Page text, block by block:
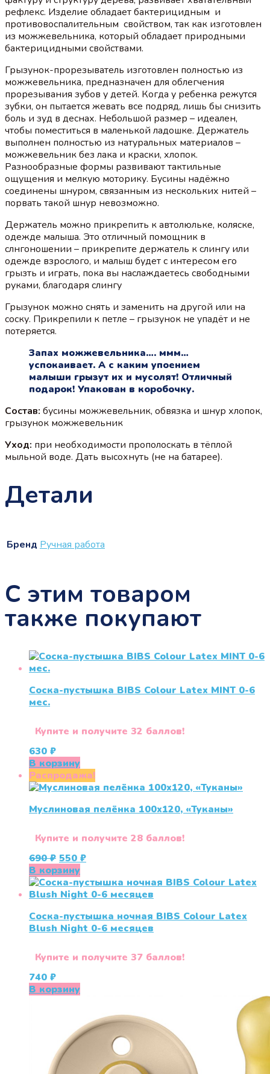
рефлекс. Изделие обладает бактерицидным и
противовоспалительным свойством, так как изготовлен
из можжевельника, который обладает природными
бактерицидными свойствами.
Грызунок-прорезыватель изготовлен полностью из
можжевельника, предназначен для облегчения
прорезывания зубов у детей. Когда у ребенка режутся
зубки, он пытается жевать все подряд, лишь бы снизить
боль и зуд в деснах. Небольшой размер – идеален,
чтобы поместиться в маленькой ладошке. Держатель
выполнен полностью из натуральных материалов –
можжевельник без лака и краски, хлопок.
Разнообразные формы развивают тактильные
ощущения и мелкую моторику. Бусины надёжно
соединены шнуром, связанным из нескольких нитей –
порвать такой шнур невозможно.
Держатель можно прикрепить к автолюльке, коляске,
одежде малыша. Это отличный помощник в
слнгоношении – прикрепите держатель к слингу или
одежде взрослого, и малыш будет с интересом его
грызть и играть, пока вы наслаждаетесь свободными
руками, благодаря слингу
Грызунок можно снять и заменить на другой или на
соску. Прикрепили к петле – грызунок не упадёт и не
потеряется.
Запах можжевельника…. ммм…
успокаивает. А с каким упоением
малыши грызут их и мусолят! Отличный
подарок! Упакован в коробочку.
Состав: бусины можжевельник, обвязка и шнур хлопок,
грызунок можжевельник
Уход: при необходимости прополоскать в тёплой
мыльной воде. Дать высохнуть (не на батарее).
Детали
Бренд Ручная работа
С этим товаром
также покупают
Соска-пустышка BIBS Colour Latex MINT 0-6
меc.
Купите и получите 32 баллов!
630 ₽
В корзину
Распродажа!
Муслиновая пелёнка 100х120, «Туканы»
Купите и получите 28 баллов!
690₽ Первоначальная
цена
составляла
690 ₽.
550₽Текущая
550 ₽.
В корзину
Соска-пустышка ночная BIBS Colour Latex
Blush Night 0-6 меcяцев
Купите и получите 37 баллов!
740 ₽
В корзину